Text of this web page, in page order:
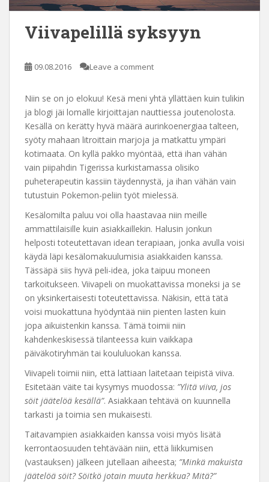
Viivapelillä syksyyn
09.08.2016 Leave a comment
Niin se on jo elokuu! Kesä meni yhtä yllättäen kuin tulikin
ja blogi jäi lomalle kirjoittajan nauttiessa joutenolosta.
Kesällä on kerätty hyvä määrä aurinkoenergiaa talteen,
syöty mahaan litroittain marjoja ja matkattu ympäri
kotimaata. On kyllä pakko myöntää, että ihan vähän
vain piipahdin Tigerissa kurkistamassa olisiko
puheterapeutin kassiin täydennystä, ja ihan vähän vain
tutustuin Pokemon-peliin työt mielessä.
Kesälomilta paluu voi olla haastavaa niin meille
ammattilaisille kuin asiakkaillekin. Halusin jonkun
helposti toteutettavan idean terapiaan, jonka avulla voisi
käydä läpi kesälomakuulumisia asiakkaiden kanssa.
Tässäpä siis hyvä peli-idea, joka taipuu moneen
tarkoitukseen. Viivapeli on muokattavissa moneksi ja se
on yksinkertaisesti toteutettavissa. Näkisin, että tätä
voisi muokattuna hyödyntää niin pienten lasten kuin
jopa aikuistenkin kanssa. Tämä toimii niin
kahdenkeskisessä tilanteessa kuin vaikkapa
päiväkotiryhmän tai koululuokan kanssa.
Viivapeli toimii niin, että lattiaan laitetaan teipistä viiva.
Esitetään väite tai kysymys muodossa: ”Ylitä viiva, jos
söit jäätelöä kesällä”. Asiakkaan tehtävä on kuunnella
tarkasti ja toimia sen mukaisesti.
Taitavampien asiakkaiden kanssa voisi myös lisätä
kerrontaosuuden tehtävään niin, että liikkumisen
(vastauksen) jälkeen jutellaan aiheesta; ”Minkä makuista
jäätelöä söit? Söitkö jotain muuta herkkua? Mitä?”